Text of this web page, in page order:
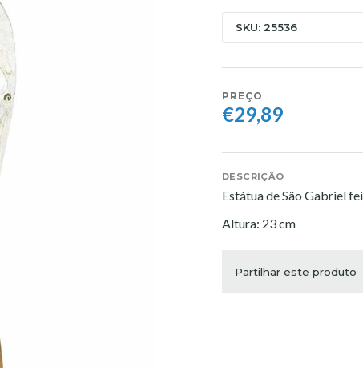
SKU: 25536
PREÇO
€29,89
DESCRIÇÃO
Estátua de São Gabriel
Altura: 23 cm
Partilhar este produto